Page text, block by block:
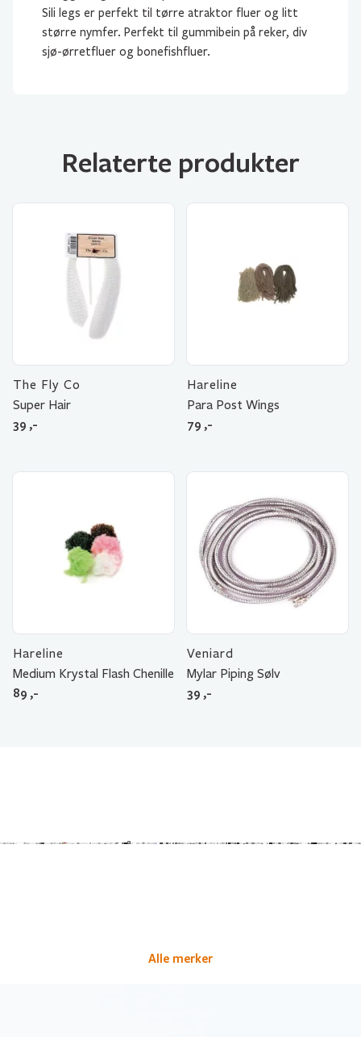
Sili legs er perfekt til tørre atraktor fluer og litt
større nymfer. Perfekt til gummibein på reker, div
sjø-ørretfluer og bonefishfluer.
Relaterte produkter
The Fly Co
Super Hair
39 ,-
Hareline
Para Post Wings
79 ,-
Hareline
Medium Krystal Flash Chenille
89 ,-
Veniard
Mylar Piping Sølv
39 ,-
Alle merker